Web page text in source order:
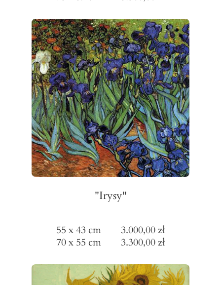
55 x 43 cm 3.000,00 zł
70 x 55 cm 3.300,00 zł
"Irysy"